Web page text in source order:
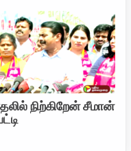
நிற்கிறேன் சீமான்